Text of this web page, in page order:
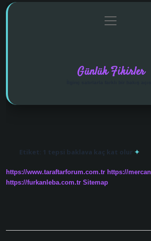
Gizlilik Politikası
menüyü
aç
Günlük Fikirler
Etiket: 1 tepsi baklava kaç kat olur
https://www.taraftarforum.com.tr https://
https://furkanleba.com.tr Sitemap